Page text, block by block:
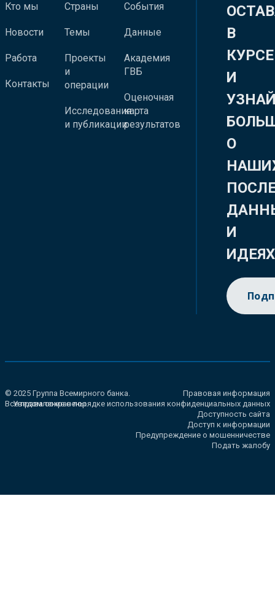
Кто мы
Новости
Работа
Контакты
Страны
Темы
Проекты
и
операции
Исследования
и публикации
События
Данные
Академия
ГВБ
Оценочная
карта
результатов
В
КУРСЕ
И
О
И
ИДЕЯХ
© 2025 Группа Всемирного банка.
Все права сохранены.
Правовая информация
Уведомление о порядке использования конфиденциальных данных
Доступность сайта
Доступ к информации
Предупреждение о мошенничестве
Подать жалобу